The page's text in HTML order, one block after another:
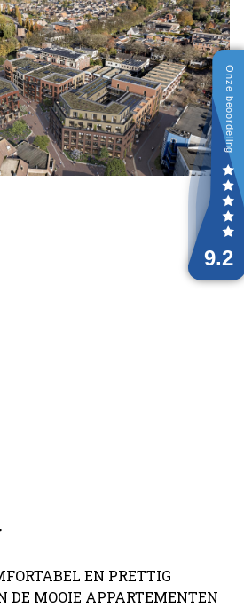
EN PRETTIG
DE MOOIE APPARTEMENTEN